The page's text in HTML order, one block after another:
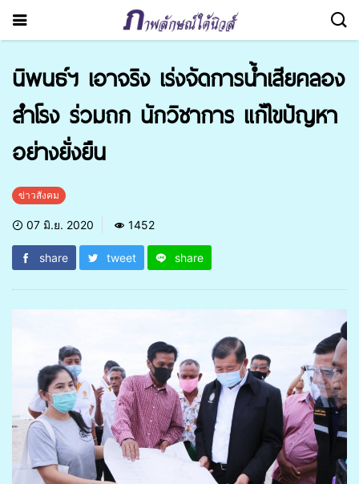
นิพนธ์ฯ เอาจริง เร่งจัดการน้ำเสียคลอง
สำโรง ร่วมถก นักวิชาการ แก้ไขปัญหา
อย่างยั่งยืน
ข่าวสังคม
07 มิ.ย. 2020 1452
share tweet share